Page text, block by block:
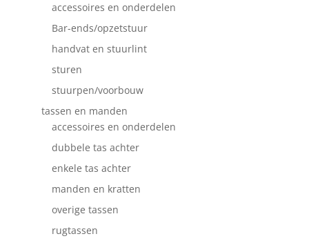
accessoires en onderdelen
Bar-ends/opzetstuur
handvat en stuurlint
sturen
stuurpen/voorbouw
tassen en manden
accessoires en onderdelen
dubbele tas achter
enkele tas achter
manden en kratten
overige tassen
rugtassen